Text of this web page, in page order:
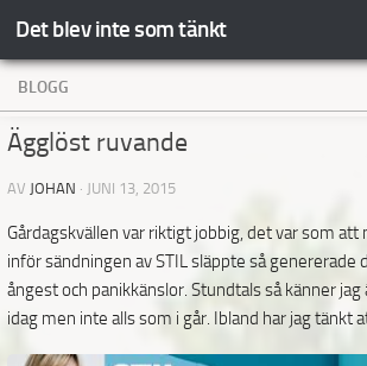
Hoppa till innehåll
Det blev inte som tänkt
BLOGG
Ägglöst ruvande
AV JOHAN · JUNI 13, 2015
Gårdagskvällen var riktigt jobbig, det var som att
inför sändningen av STIL släppte så genererade
ångest och panikkänslor. Stundtals så känner jag
idag men inte alls som i går. Ibland har jag tänkt